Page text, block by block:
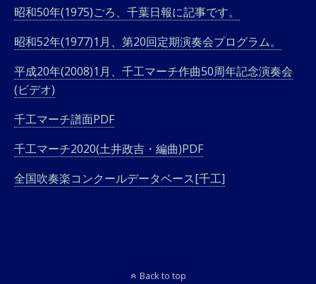
昭和50年(1975)ごろ、千葉日報に記事です。
昭和52年(1977)1月、第20回定期演奏会プログラム。
平成20年(2008)1月、千工マーチ作曲50周年記念演奏会
(ビデオ)
千工マーチ譜面PDF
千工マーチ2020(土井政吉・編曲)PDF
全国吹奏楽コンクールデータベース[千工]
Back to top